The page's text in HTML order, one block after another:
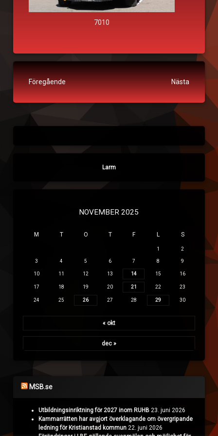
7010
Fortsätt läsa
Föregående Nästa
Larm
NOVEMBER 2025
M T O T F L S
1 2
3 4 5 6 7 8 9
10 11 12 13 14 15 16
17 18 19 20 21 22 23
24 25 26 27 28 29 30
« okt
dec »
MSB.se
Utbildningsinriktning för 2027 inom RUHB 23. juni 2026
Kammarrätten har avgjort överklagande om övergripande
ledning för Kristianstad kommun 22. juni 2026